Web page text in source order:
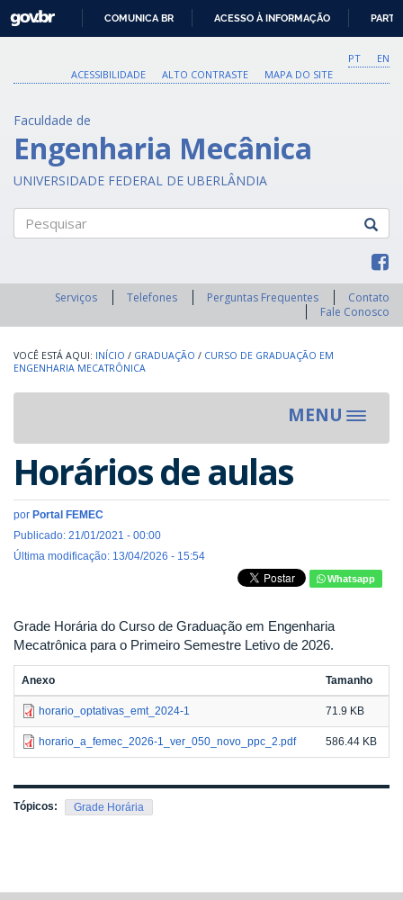
O
CONTEÚDO
GOVBR
COMUNICA BR ACESSO À INFORMAÇÃO
PT
EN
ACESSIBILIDADE
ALTO CONTRASTE MAPA DO SITE
Faculdade de
Engenharia Mecânica
UNIVERSIDADE FEDERAL DE UBERLÂNDIA
Serviços Telefones Perguntas Frequentes
Contato
Fale Conosco
INÍCIO / GRADUAÇÃO / CURSO DE GRADUAÇÃO EM
ENGENHARIA MECATRÔNICA
MENU
Toggle
Horários de aulas
por Portal FEMEC
Publicado: 21/01/2021 - 00:00
Última modificação: 13/04/2026 - 15:54
Whatsapp
Grade Horária do Curso de Graduação em Engenharia
Mecatrônica para o Primeiro Semestre Letivo de 2026.
Anexo Tamanho
horario_optativas_emt_2024-1 71.9 KB
horario_a_femec_2026-1_ver_050_novo_ppc_2.pdf 586.44 KB
Tópicos: Grade Horária